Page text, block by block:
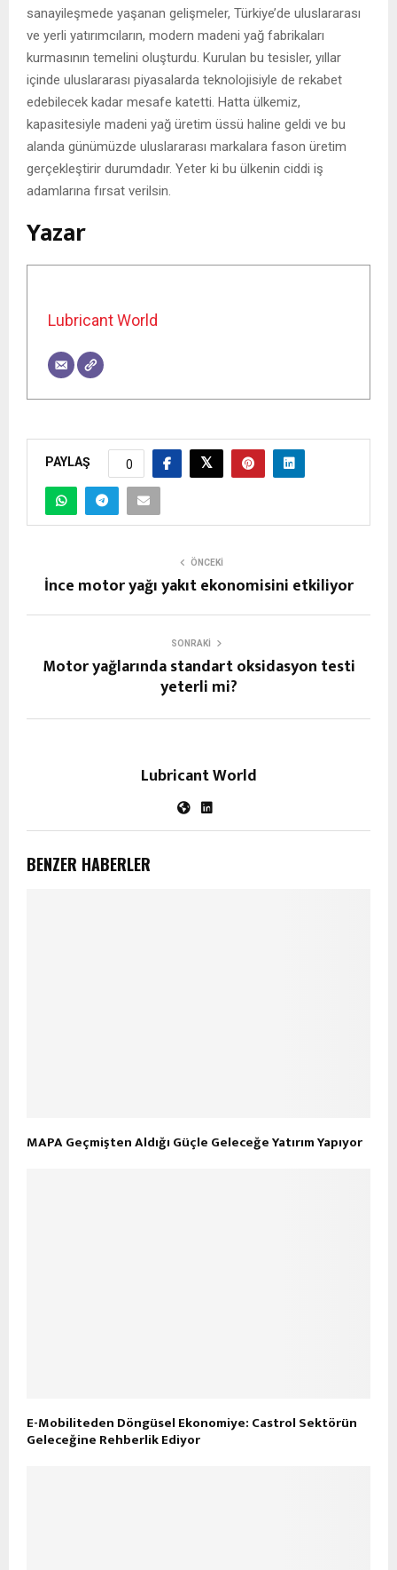
sanayileşmede yaşanan gelişmeler, Türkiye’de uluslararası
ve yerli yatırımcıların, modern madeni yağ fabrikaları
kurmasının temelini oluşturdu. Kurulan bu tesisler, yıllar
içinde uluslararası piyasalarda teknolojisiyle de rekabet
edebilecek kadar mesafe katetti. Hatta ülkemiz,
kapasitesiyle madeni yağ üretim üssü haline geldi ve bu
alanda günümüzde uluslararası markalara fason üretim
gerçekleştirir durumdadır. Yeter ki bu ülkenin ciddi iş
adamlarına fırsat verilsin.
Yazar
Lubricant World
PAYLAŞ 0
ÖNCEKI
İnce motor yağı yakıt ekonomisini etkiliyor
SONRAKI
Motor yağlarında standart oksidasyon testi
yeterli mi?
Lubricant World
BENZER HABERLER
MAPA Geçmişten Aldığı Güçle Geleceğe Yatırım Yapıyor
E-Mobiliteden Döngüsel Ekonomiye: Castrol Sektörün
Geleceğine Rehberlik Ediyor